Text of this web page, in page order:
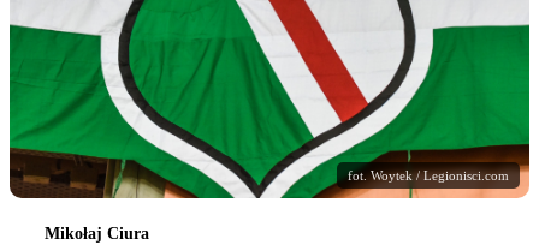
fot. Woytek / Legionisci.com
Mikołaj Ciura